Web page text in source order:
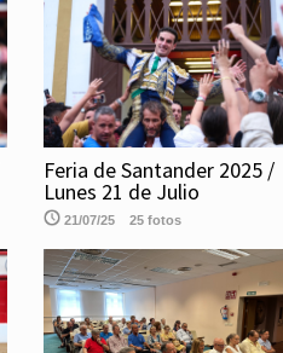
Feria de Santander 2025 /
Lunes 21 de Julio
21/07/25 25 fotos